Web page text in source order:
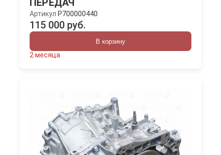
ПЕРЕДАЧ
Артикул P700000440
115 000 руб.
В корзину
2 месяца